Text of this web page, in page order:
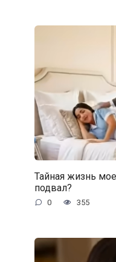
Тайная жизнь
подвал?
0 355